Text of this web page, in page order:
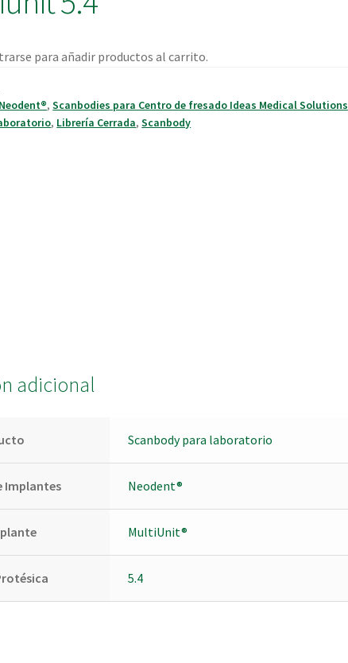
para añadir productos al carrito.
Neodent®,Scanbodies para Centro de fresado Ideas Medical Solutions
, Librería Cerrada,Scanbody
adicional
Scanbody para laboratorio
Implantes Neodent®
MultiUnit®
5.4